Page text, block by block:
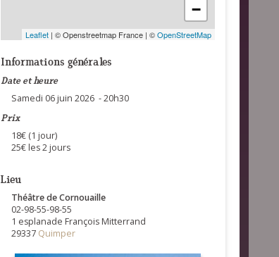
−
Leaflet| © Openstreetmap France | ©OpenStreetMap
Informations générales
Date et heure
Samedi 06 juin 2026 - 20h30
Prix
18€ (1 jour)
25€ les 2 jours
Lieu
Théâtre de Cornouaille
02-98-55-98-55
1 esplanade François Mitterrand
29337 Quimper